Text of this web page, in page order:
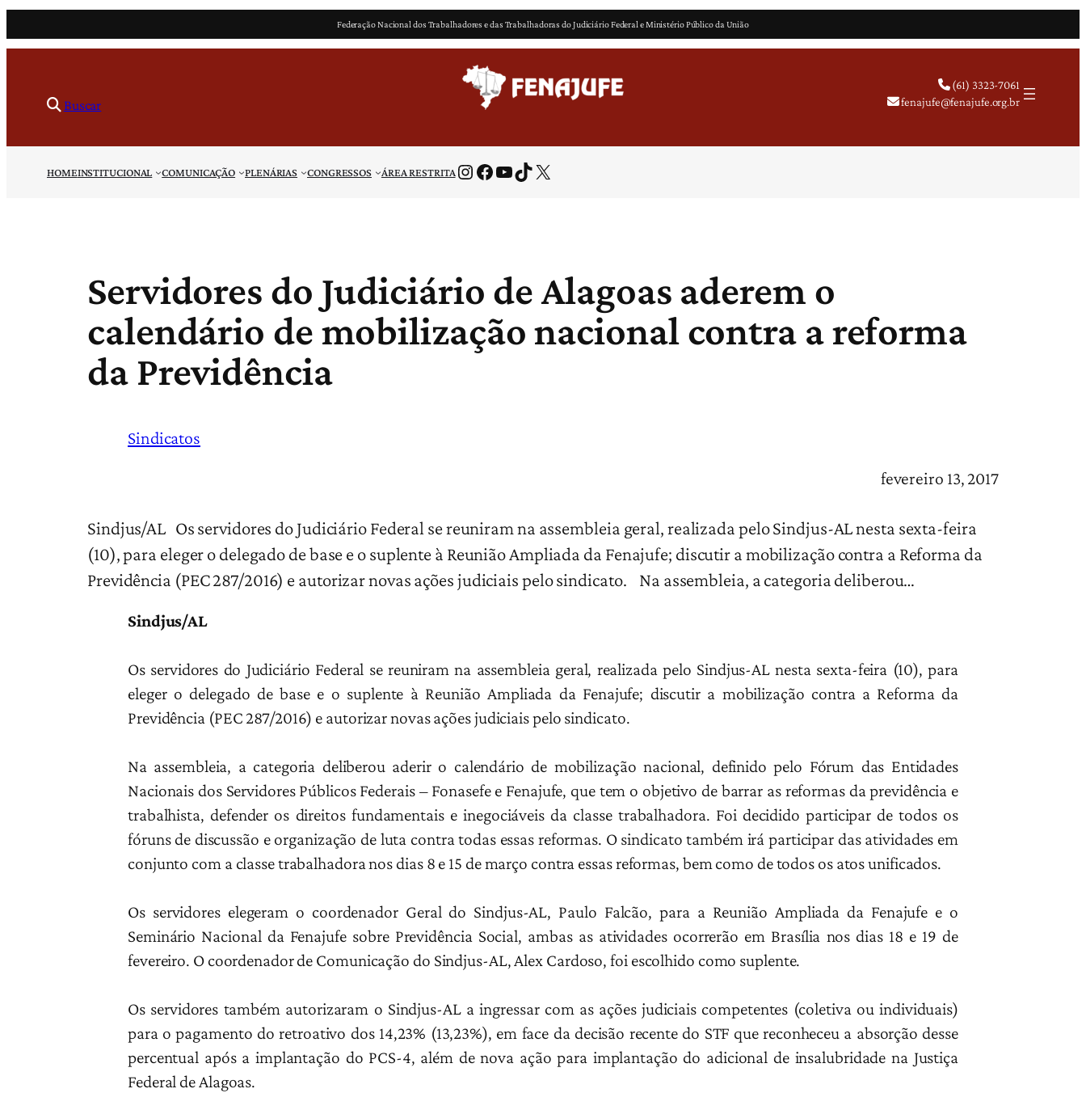
para
conteúdo
Federação Nacional dos Trabalhadores e das Trabalhadoras do Judiciário Federal e Ministério Público da União
Buscar
(61) 3323-7061
fenajufe@fenajufe.org.br
HOMEINSTITUCIONAL COMUNICAÇÃO PLENÁRIAS CONGRESSOS ÁREA RESTRITAInstagram Facebook Youtube TikTok X
Servidores do Judiciário de Alagoas aderem o
calendário de mobilização nacional contra a reforma
da Previdência
Sindicatos
fevereiro 13, 2017
Sindjus/AL Os servidores do Judiciário Federal se reuniram na assembleia geral, realizada pelo Sindjus-AL nesta sexta-feira
(10), para eleger o delegado de base e o suplente à Reunião Ampliada da Fenajufe; discutir a mobilização contra a Reforma da
Previdência (PEC 287/2016) e autorizar novas ações judiciais pelo sindicato. Na assembleia, a categoria deliberou…
Sindjus/AL
Os servidores do Judiciário Federal se reuniram na assembleia geral, realizada pelo Sindjus-AL nesta sexta-feira (10), para
eleger o delegado de base e o suplente à Reunião Ampliada da Fenajufe; discutir a mobilização contra a Reforma da
Previdência (PEC 287/2016) e autorizar novas ações judiciais pelo sindicato.
Na assembleia, a categoria deliberou aderir o calendário de mobilização nacional, definido pelo Fórum das Entidades
Nacionais dos Servidores Públicos Federais – Fonasefe e Fenajufe, que tem o objetivo de barrar as reformas da previdência e
trabalhista, defender os direitos fundamentais e inegociáveis da classe trabalhadora. Foi decidido participar de todos os
fóruns de discussão e organização de luta contra todas essas reformas. O sindicato também irá participar das atividades em
conjunto com a classe trabalhadora nos dias 8 e 15 de março contra essas reformas, bem como de todos os atos unificados.
Os servidores elegeram o coordenador Geral do Sindjus-AL, Paulo Falcão, para a Reunião Ampliada da Fenajufe e o
Seminário Nacional da Fenajufe sobre Previdência Social, ambas as atividades ocorrerão em Brasília nos dias 18 e 19 de
fevereiro. O coordenador de Comunicação do Sindjus-AL, Alex Cardoso, foi escolhido como suplente.
Os servidores também autorizaram o Sindjus-AL a ingressar com as ações judiciais competentes (coletiva ou individuais)
para o pagamento do retroativo dos 14,23% (13,23%), em face da decisão recente do STF que reconheceu a absorção desse
percentual após a implantação do PCS-4, além de nova ação para implantação do adicional de insalubridade na Justiça
Federal de Alagoas.